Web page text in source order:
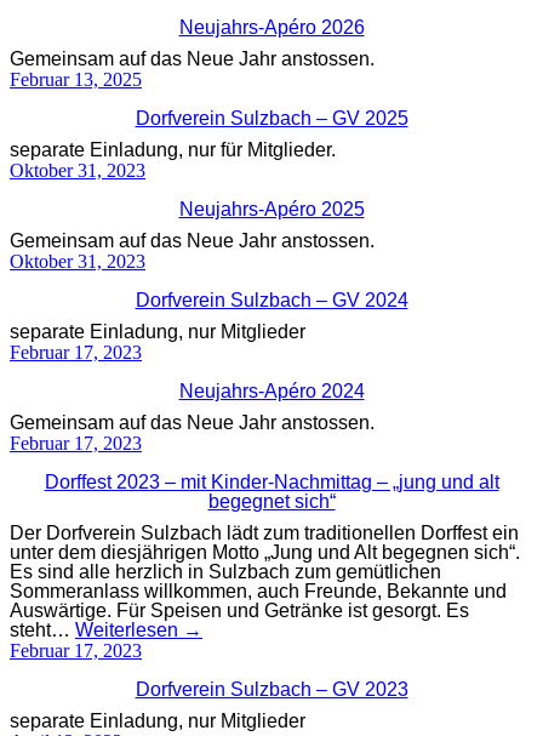
Neujahrs-Apéro 2026
Gemeinsam auf das Neue Jahr anstossen.
Februar 13, 2025
Dorfverein Sulzbach – GV 2025
separate Einladung, nur für Mitglieder.
Oktober 31, 2023
Neujahrs-Apéro 2025
Gemeinsam auf das Neue Jahr anstossen.
Oktober 31, 2023
Dorfverein Sulzbach – GV 2024
separate Einladung, nur Mitglieder
Februar 17, 2023
Neujahrs-Apéro 2024
Gemeinsam auf das Neue Jahr anstossen.
Februar 17, 2023
Dorffest 2023 – mit Kinder-Nachmittag – „jung und alt
begegnet sich“
Der Dorfverein Sulzbach lädt zum traditionellen Dorffest ein
unter dem diesjährigen Motto „Jung und Alt begegnen sich“.
Es sind alle herzlich in Sulzbach zum gemütlichen
Sommeranlass willkommen, auch Freunde, Bekannte und
Auswärtige. Für Speisen und Getränke ist gesorgt. Es
steht… Weiterlesen →
Februar 17, 2023
Dorfverein Sulzbach – GV 2023
separate Einladung, nur Mitglieder